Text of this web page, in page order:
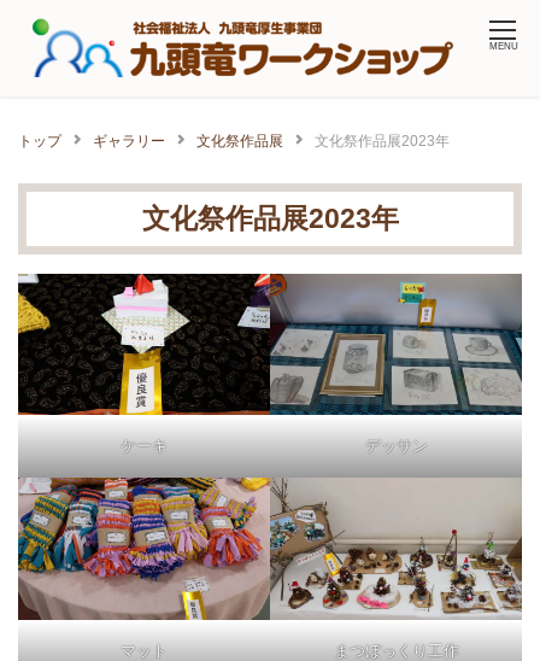
Skip
MENU
トップ ギャラリー 文化祭作品展 文化祭作品展2023年
文化祭作品展2023年
ケーキ デッサン
マット まつぼっくり工作